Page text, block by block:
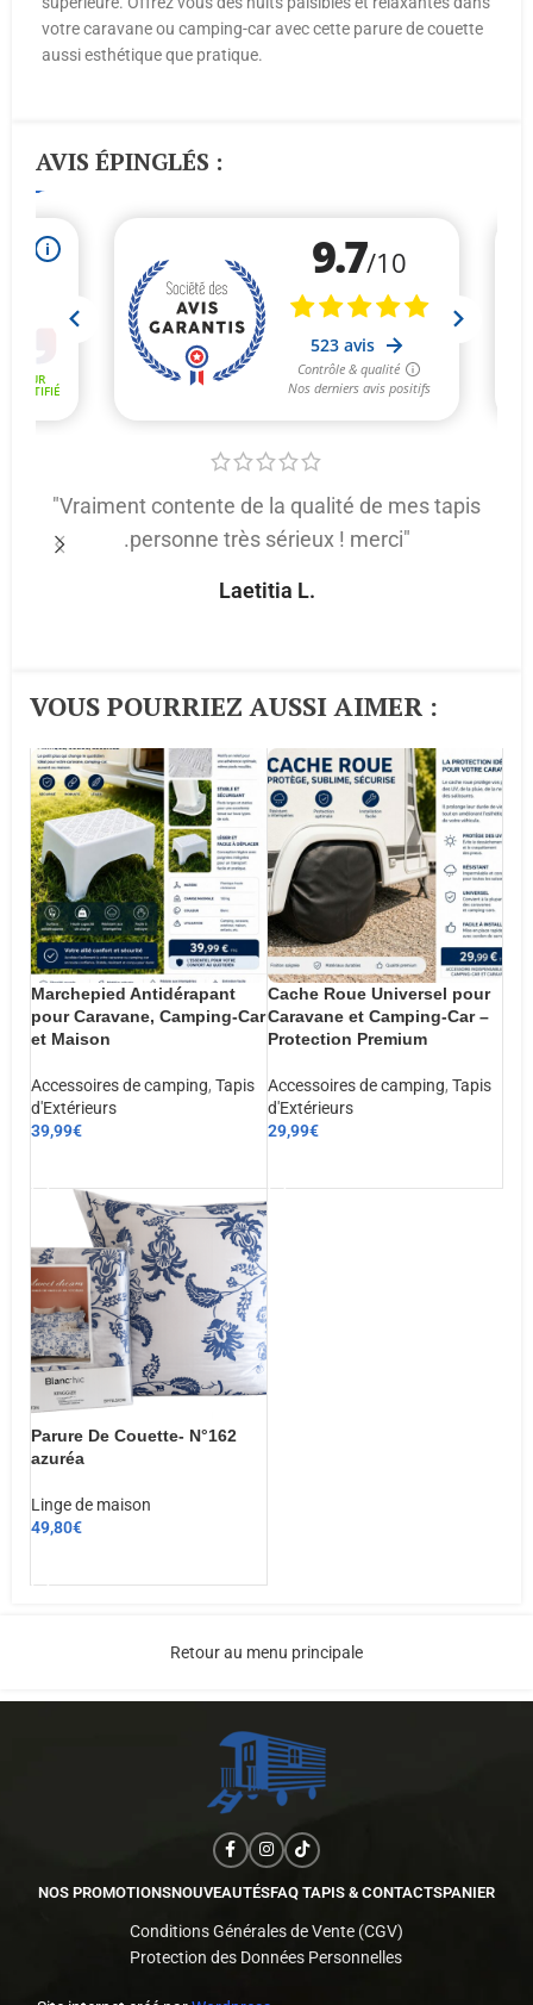
votre caravane ou camping-car avec cette parure de couette
aussi esthétique que pratique.
AVIS ÉPINGLÉS :
"Vraiment contente de la qualité de mes tapis
.personne très sérieux ! merci"
Laetitia L.
VOUS POURRIEZ AUSSI AIMER :​
Marchepied Antidérapant
pour Caravane, Camping-Car
et Maison
Accessoires de camping, Tapis
d'Extérieurs
39,99€
Cache Roue Universel pour
Caravane et Camping-Car –
Protection Premium
Accessoires de camping, Tapis
d'Extérieurs
29,99€
Parure De Couette- N°162
azuréa
Linge de maison
49,80€
Retour au menu principale
NOS PROMOTIONSNOUVEAUTÉSFAQ TAPIS & CONTACTSPANIER
Conditions Générales de Vente (CGV)
Protection des Données Personnelles